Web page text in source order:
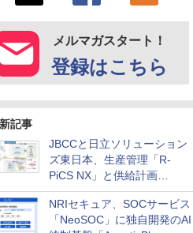
メルマガスタート！
登録はこちら
記事
JBCCと日立ソリューション
ズ東日本、生産管理「R-
PiCS NX」と供給計画
「scSQUARE ISP」の連携サ
ービスを提供開始
NRIセキュア、SOCサービス
「NeoSOC」に独自開発のAI